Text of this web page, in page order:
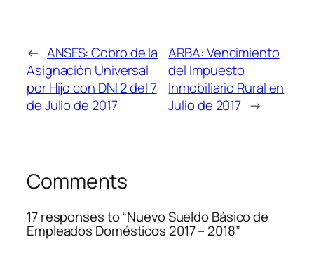
← ANSES: Cobro de la
Asignación Universal
por Hijo con DNI 2 del 7
de Julio de 2017
ARBA: Vencimiento
del Impuesto
Inmobiliario Rural en
Julio de 2017 →
Comments
17 responses to “Nuevo Sueldo Básico de
Empleados Domésticos 2017 – 2018”